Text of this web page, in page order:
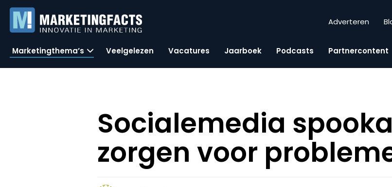
Adverteren
Marketingthema’s Veelgelezen Vacatures Jaarboek Podcasts Partnercontent
Socialemedia
zorgen voor